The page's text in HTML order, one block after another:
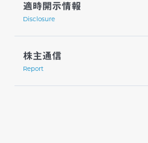
適時開示情報
Disclosure
株主通信
Report